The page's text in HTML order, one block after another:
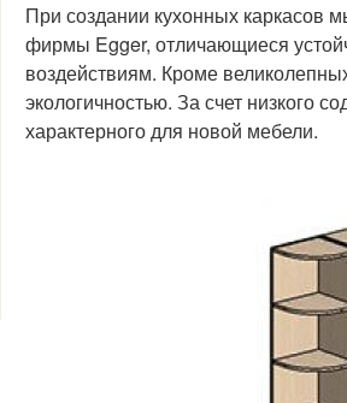
При создании кухонных каркасов
фирмы Egger, отличающиеся
воздействиям. Кроме
экологичностью. За счет низкого
характерного для новой мебели.